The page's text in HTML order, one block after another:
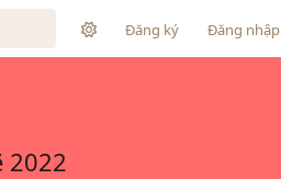
Đăng ký Đăng nhập
2022